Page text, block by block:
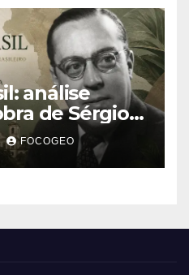
análise
de Sérgio
e sua
entender a
FOCOGEO